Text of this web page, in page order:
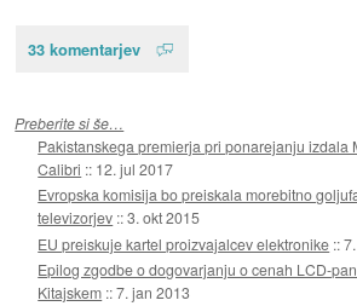
33 komentarjev
Preberite si še…
Pakistanskega premierja pri ponarejanju izdala
Calibri :: 12. jul 2017
Evropska komisija bo preiskala morebitno
televizorjev ::3. okt 2015
EU preiskuje kartel proizvajalcev elektronike ::
Epilog zgodbe o dogovarjanju o cenah LCD-
Kitajskem ::7. jan 2013